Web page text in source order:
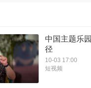
中国主题乐
径
10-03 17:00
短视频